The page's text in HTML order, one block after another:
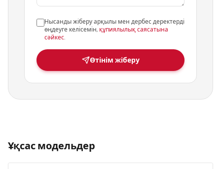
Нысанды жіберу арқылы мен дербес деректерді
өңдеуге келісемін, құпиялылық саясатына
сәйкес.
Өтінім жіберу
Ұқсас модельдер